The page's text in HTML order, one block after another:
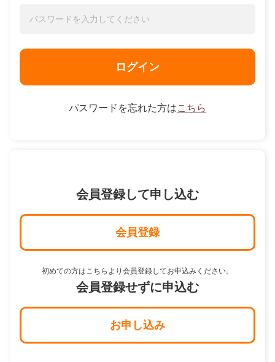
ログイン
パスワードを忘れた方はこちら
会員登録して申し込む
会員登録
初めての方はこちらより会員登録してお申込みください。
会員登録せずに申込む
お申し込み